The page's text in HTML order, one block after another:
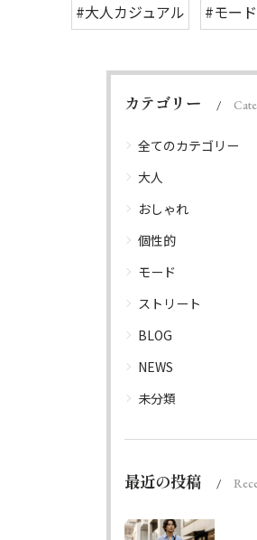
#大人カジュアル
#モー
カテゴリー
全てのカテゴリー
大人
おしゃれ
個性的
モード
ストリート
BLOG
NEWS
未分類
最近の投稿